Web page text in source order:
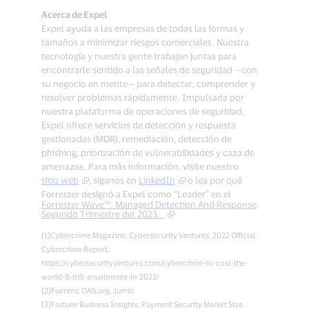
Acerca de Expel
Expel ayuda a las empresas de todas las formas y
tamaños a minimizar riesgos comerciales. Nuestra
tecnología y nuestra gente trabajan juntas para
encontrarle sentido a las señales de seguridad —con
su negocio en mente— para detectar, comprender y
resolver problemas rápidamente. Impulsada por
nuestra plataforma de operaciones de seguridad,
Expel ofrece servicios de detección y respuesta
gestionadas (MDR), remediación, detección de
phishing, priorización de vulnerabilidades y caza de
amenazas. Para más información, visite nuestro
sitio web
, síganos en LinkedIn
o lea por qué
Forrester designó a Expel como “Leader” en el
Forrester Wave™: Managed Detection And Response,
Segundo Trimestre del 2023.
[1]Cybercrime Magazine, Cybersecurity Ventures, 2022 Official
Cybercrime Report,
https://cybersecurityventures.com/cybercrime-to-cost-the-
world-8-trill-anualmente-in-2023/
[2]Fuentes: OAS.org, Jumio
[3]Fortune Business Insights, Payment Security Market Size,